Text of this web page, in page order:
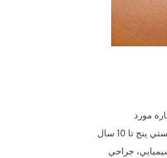
مورد
تا 10 سال
جراحي